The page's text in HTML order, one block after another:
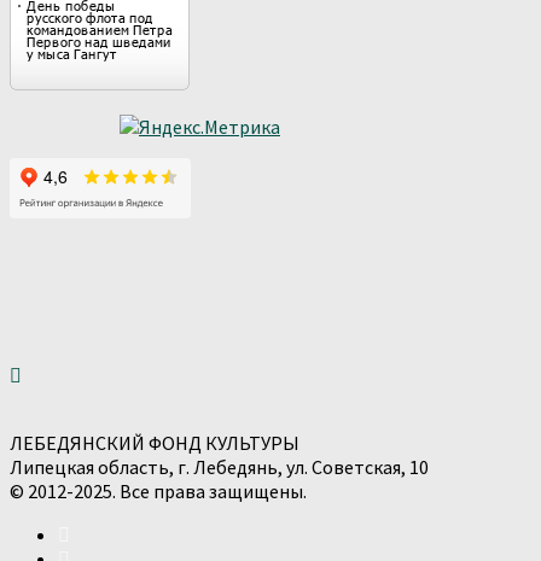
ЛЕБЕДЯНСКИЙ ФОНД КУЛЬТУРЫ
Липецкая область, г. Лебедянь, ул. Советская, 10
© 2012-2025. Все права защищены.